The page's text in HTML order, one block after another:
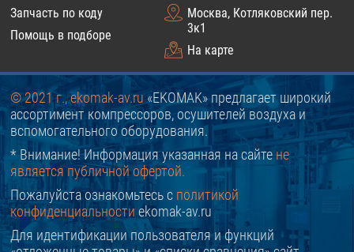
Запчасть по коду
Помощь в подборе
Москва, Котляковский пер.
3к1
На карте
© 2021 г., ekomak-av.ru «EKOMAK» предлагает широкий
ассортимент компрессоров, осушителей воздуха и
вспомогательного оборудования.
* Внимание! Информация указанная на сайтене
является публичной офертой.
Пожалуйста ознакомьтесь с политикой
конфиденциальности ekomak-av.ru
Для идентификации пользователя и функций